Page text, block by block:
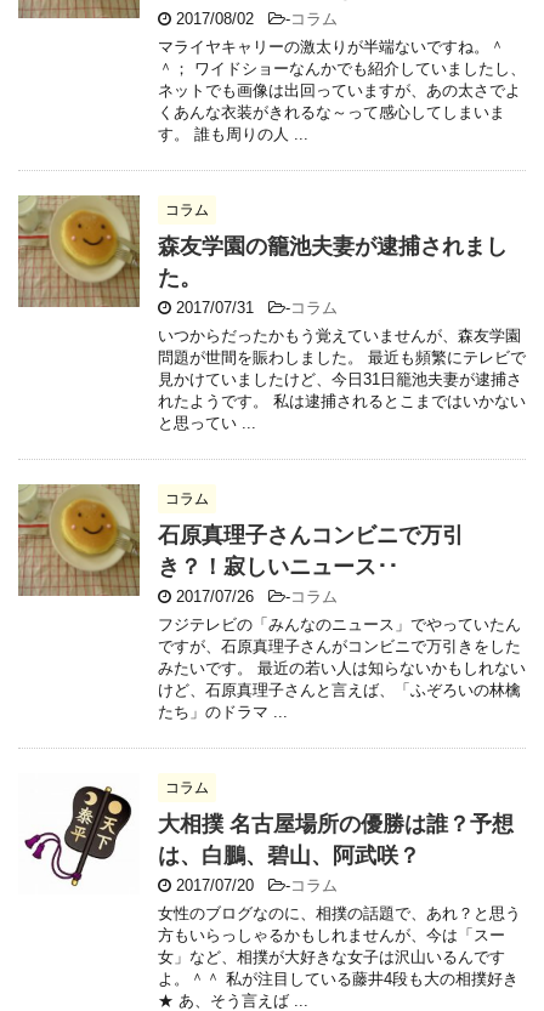
2017/08/02 -コラム
マライヤキャリーの激太りが半端ないですね。＾
＾； ワイドショーなんかでも紹介していましたし、
ネットでも画像は出回っていますが、あの太さでよ
くあんな衣装がきれるな～って感心してしまいま
す。 誰も周りの人 ...
コラム
森友学園の籠池夫妻が逮捕されまし
た。
2017/07/31 -コラム
いつからだったかもう覚えていませんが、森友学園
問題が世間を賑わしました。 最近も頻繁にテレビで
見かけていましたけど、今日31日籠池夫妻が逮捕さ
れたようです。 私は逮捕されるとこまではいかない
と思ってい ...
コラム
石原真理子さんコンビニで万引
き？！寂しいニュース･･
2017/07/26 -コラム
フジテレビの「みんなのニュース」でやっていたん
ですが、石原真理子さんがコンビニで万引きをした
みたいです。 最近の若い人は知らないかもしれない
けど、石原真理子さんと言えば、「ふぞろいの林檎
たち」のドラマ ...
コラム
大相撲 名古屋場所の優勝は誰？予想
は、白鵬、碧山、阿武咲？
2017/07/20 -コラム
女性のブログなのに、相撲の話題で、あれ？と思う
方もいらっしゃるかもしれませんが、今は「スー
女」など、相撲が大好きな女子は沢山いるんです
よ。＾＾ 私が注目している藤井4段も大の相撲好き
★ あ、そう言えば ...